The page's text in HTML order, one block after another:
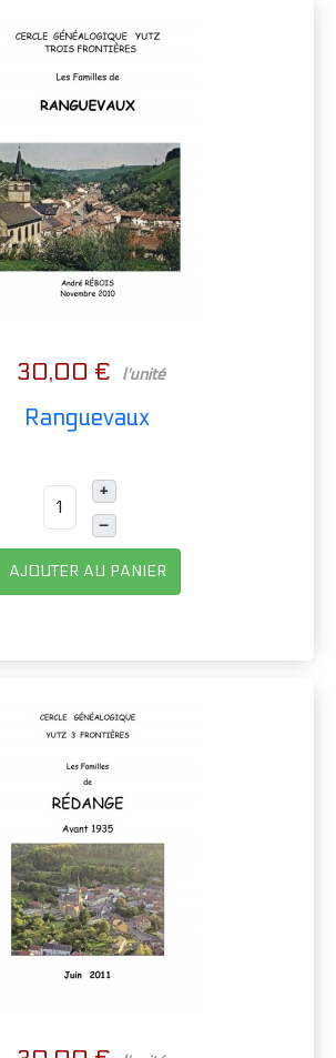
30,00 € l'unité
Ranguevaux
+
–
AJOUTER AU PANIER